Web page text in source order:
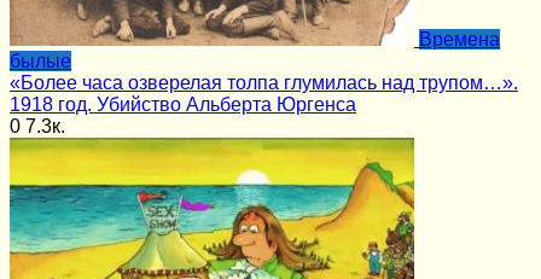
Времена
былые
«Более часа озверелая толпа глумилась над трупом…».
1918 год. Убийство Альберта Юргенса
0 7.3к.